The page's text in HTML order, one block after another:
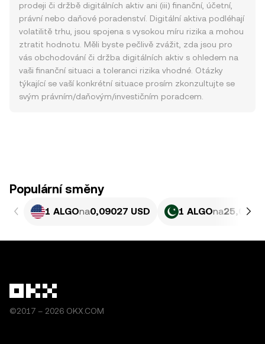
prodeji či držbě digitálních aktiv ani (iii) finanční, účetní,
právní nebo daňové poradenství. Digitální aktiva podléhají
volatilitě trhu, jsou spojena s vysokou míru rizika a mohou
ztratit hodnotu. Měli byste pečlivě zvážit, zda jsou pro
vás obchodování či držba digitálních aktiv s ohledem na
vaši finanční situaci a toleranci rizika vhodné. Otázky
týkající se vaší konkrétní situace prosím zkonzultujte se
svým právním/daňovým/investičním poradcem.
Populární směny
1 ALGOna0,09027 USD 1 ALGOna25,09
©2017 – 2026 OKX.COM